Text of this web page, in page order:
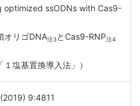
optimized ssODNs with Cas9-
オリゴDNA注3とCas9-RNP注4
塩基置換導入法」）
9:4811